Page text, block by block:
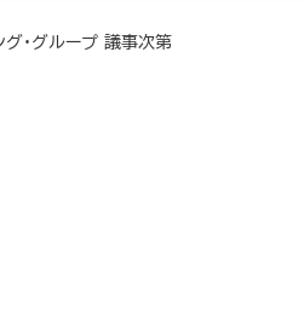
・グループ 議事次第